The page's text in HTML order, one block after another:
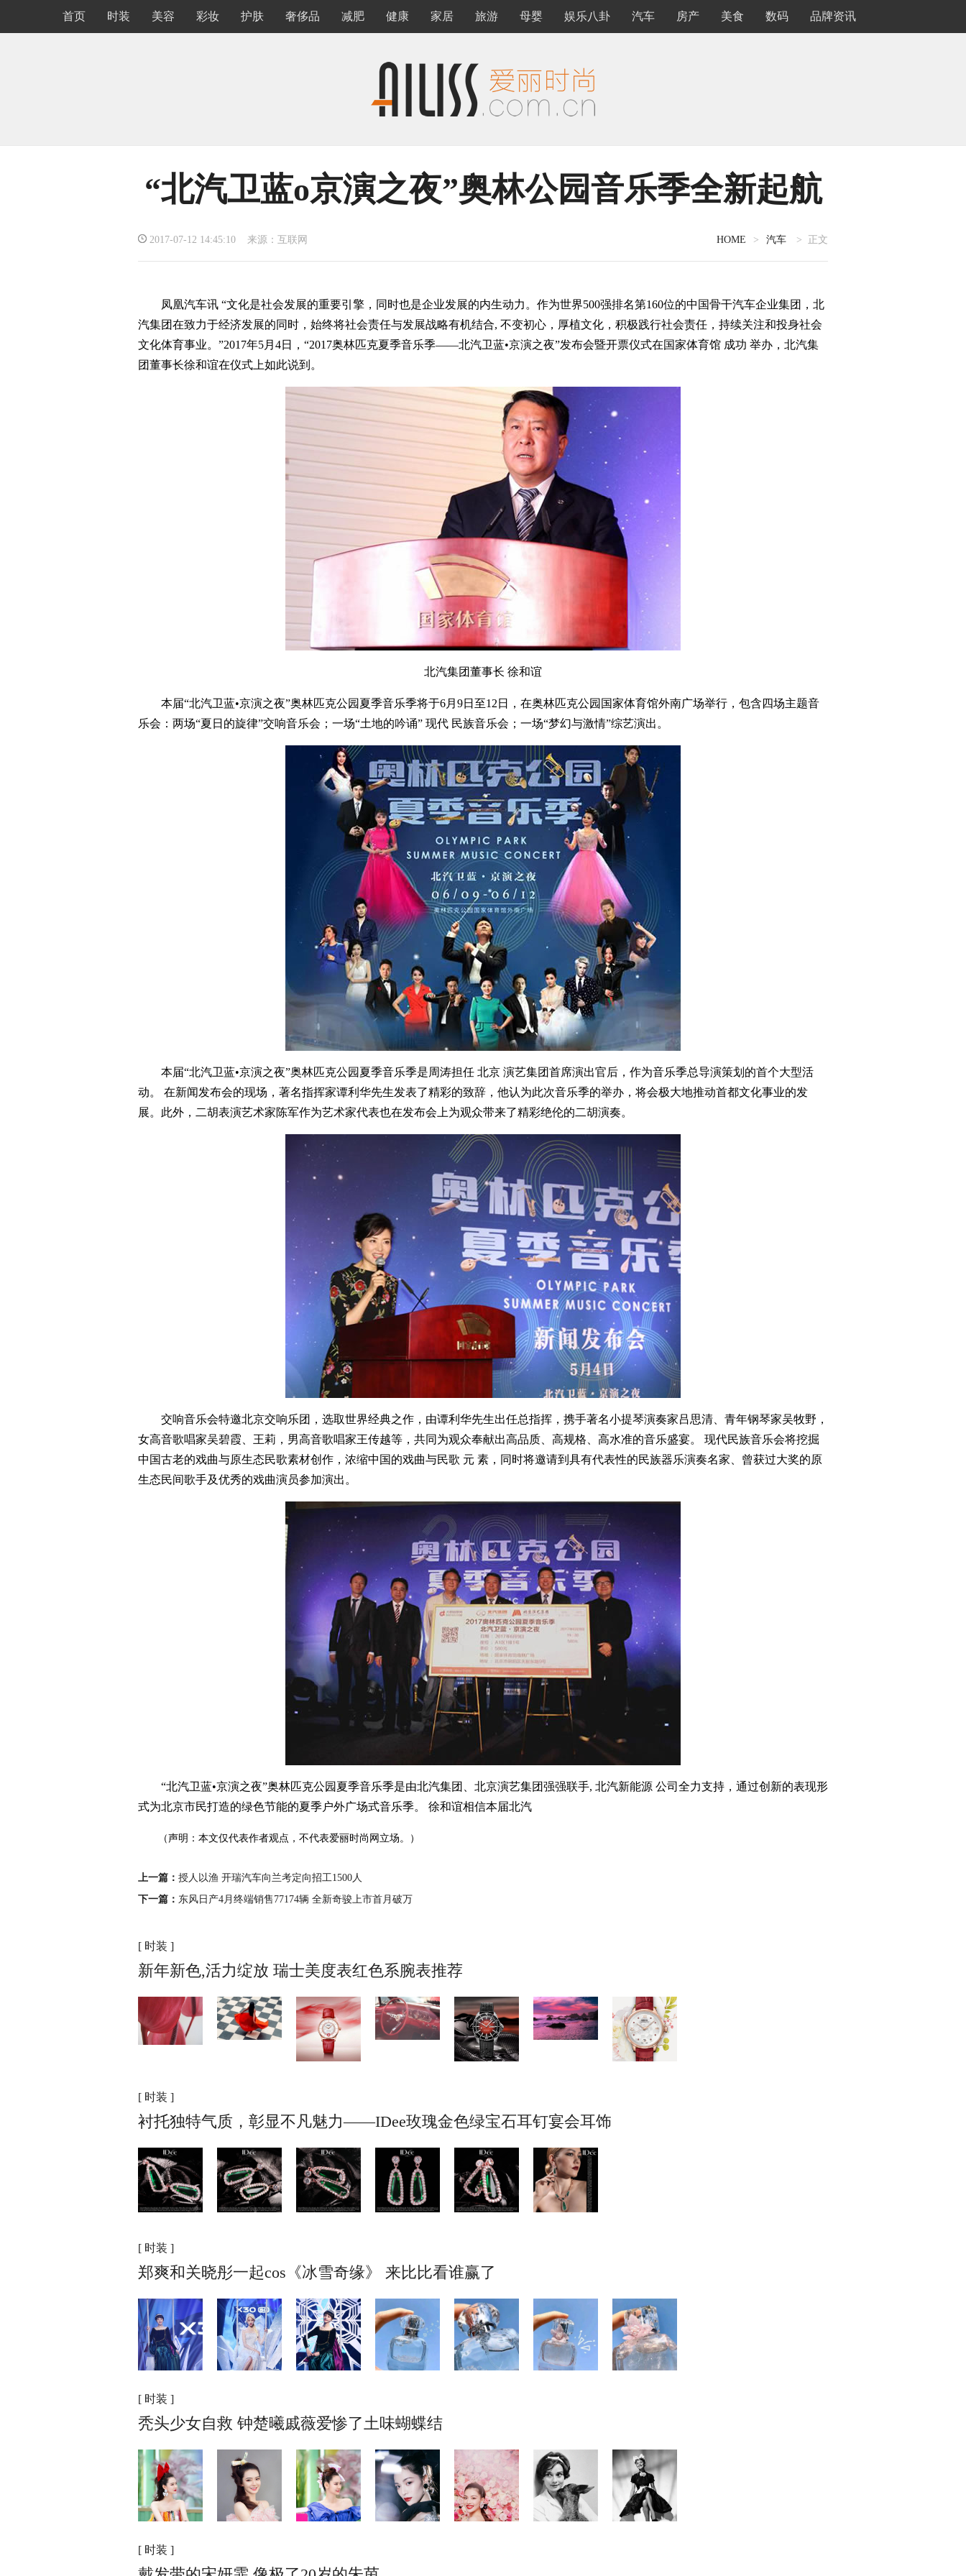
首页 时装 美容 彩妆 护肤 奢侈品 减肥 健康 家居 旅游 母婴 娱乐八卦 汽车 房产 美食 数码 品牌资讯
“北汽卫蓝o京演之夜”奥林公园音乐季全新起航
2017-07-12 14:45:10 来源：互联网 HOME > 汽车 > 正文
凤凰汽车讯 “文化是社会发展的重要引擎，同时也是企业发展的内生动力。作为世界500强排名第160位的中国骨干汽车企业集团，北
汽集团在致力于经济发展的同时，始终将社会责任与发展战略有机结合, 不变初心，厚植文化，积极践行社会责任，持续关注和投身社会
文化体育事业。”2017年5月4日，“2017奥林匹克夏季音乐季——北汽卫蓝•京演之夜”发布会暨开票仪式在国家体育馆 成功 举办，北汽集
团董事长徐和谊在仪式上如此说到。
北汽集团董事长 徐和谊
本届“北汽卫蓝•京演之夜”奥林匹克公园夏季音乐季将于6月9日至12日，在奥林匹克公园国家体育馆外南广场举行，包含四场主题音
乐会：两场“夏日的旋律”交响音乐会；一场“土地的吟诵” 现代 民族音乐会；一场“梦幻与激情”综艺演出。
本届“北汽卫蓝•京演之夜”奥林匹克公园夏季音乐季是周涛担任 北京 演艺集团首席演出官后，作为音乐季总导演策划的首个大型活
动。 在新闻发布会的现场，著名指挥家谭利华先生发表了精彩的致辞，他认为此次音乐季的举办，将会极大地推动首都文化事业的发
展。此外，二胡表演艺术家陈军作为艺术家代表也在发布会上为观众带来了精彩绝伦的二胡演奏。
交响音乐会特邀北京交响乐团，选取世界经典之作，由谭利华先生出任总指挥，携手著名小提琴演奏家吕思清、青年钢琴家吴牧野，
女高音歌唱家吴碧霞、王莉，男高音歌唱家王传越等，共同为观众奉献出高品质、高规格、高水准的音乐盛宴。 现代民族音乐会将挖掘
中国古老的戏曲与原生态民歌素材创作，浓缩中国的戏曲与民歌 元 素，同时将邀请到具有代表性的民族器乐演奏名家、曾获过大奖的原
生态民间歌手及优秀的戏曲演员参加演出。
“北汽卫蓝•京演之夜”奥林匹克公园夏季音乐季是由北汽集团、北京演艺集团强强联手, 北汽新能源 公司全力支持，通过创新的表现形
式为北京市民打造的绿色节能的夏季户外广场式音乐季。 徐和谊相信本届北汽
（声明：本文仅代表作者观点，不代表爱丽时尚网立场。）
上一篇： 授人以渔 开瑞汽车向兰考定向招工1500人
下一篇： 东风日产4月终端销售77174辆 全新奇骏上市首月破万
[ 时装 ]
新年新色,活力绽放 瑞士美度表红色系腕表推荐
[ 时装 ]
衬托独特气质，彰显不凡魅力——IDee玫瑰金色绿宝石耳钉宴会耳饰
[ 时装 ]
郑爽和关晓彤一起cos《冰雪奇缘》 来比比看谁赢了
[ 时装 ]
秃头少女自救 钟楚曦戚薇爱惨了土味蝴蝶结
[ 时装 ]